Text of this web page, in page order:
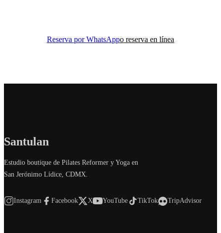
Reserva por WhatsAppo reserva en línea
Santulan
Estudio boutique de Pilates Reformer y Yoga en
San Jerónimo Lídice, CDMX.
Instagram Facebook X YouTube TikTok TripAdvisor